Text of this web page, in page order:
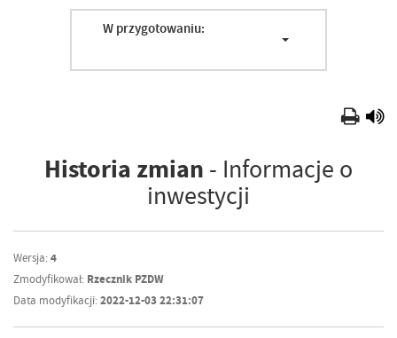
W przygotowaniu:
Historia zmian - Informacje o
inwestycji
Wersja:4
Zmodyfikował: Rzecznik PZDW
Data modyfikacji:2022-12-03 22:31:07